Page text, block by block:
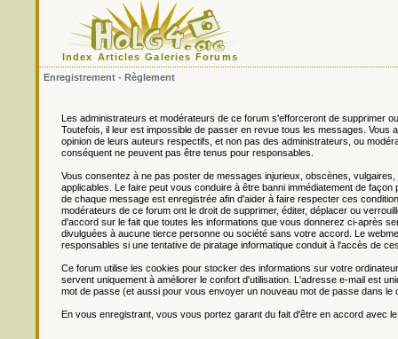
Index Articles Galeries Forums
Enregistrement - Règlement
Les administrateurs et modérateurs de ce forum s'efforceront de supprimer
Toutefois, il leur est impossible de passer en revue tous les messages.
opinion de leurs auteurs respectifs, et non pas des administrateurs, ou
conséquent ne peuvent pas être tenus pour responsables.
Vous consentez à ne pas poster de messages injurieux, obscènes,
applicables. Le faire peut vous conduire à être banni immédiatement de
de chaque message est enregistrée afin d'aider à faire respecter ces
modérateurs de ce forum ont le droit de supprimer, éditer, déplacer ou
d'accord sur le fait que toutes les informations que vous donnerez ci-après
divulguées à aucune tierce personne ou société sans votre accord. Le
responsables si une tentative de piratage informatique conduit à l'accès de
Ce forum utilise les cookies pour stocker des informations sur votre
servent uniquement à améliorer le confort d'utilisation. L'adresse e-mail est
mot de passe (et aussi pour vous envoyer un nouveau mot de passe dans le
En vous enregistrant, vous vous portez garant du fait d'être en accord avec